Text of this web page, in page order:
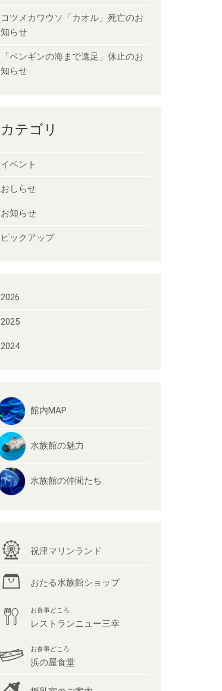
コツメカワウソ「カオル」死亡のお
知らせ
「ペンギンの海まで遠足」休止のお
知らせ
カテゴリ
イベント
おしらせ
お知らせ
ピックアップ
2026
2025
2024
館内MAP
水族館の魅力
水族館の仲間たち
祝津マリンランド
おたる水族館ショップ
お食事どころ
レストランニュー三幸
お食事どころ
浜の屋食堂